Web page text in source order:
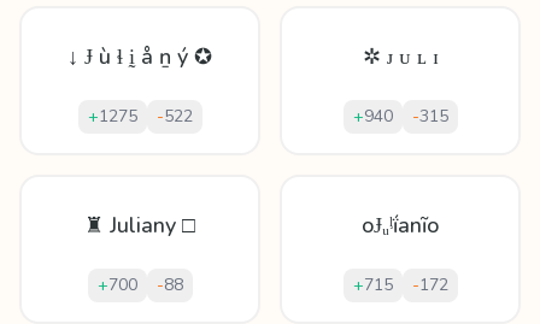
↓ Ɉ ù ɬ ḭ å ṉ ý ✪
+1275 -522
✲ ᴊ ᴜ ʟ ɪ
+940 -315
♜ Juliany □
+700 -88
oɈᵤᶪḯаnĩo
+715 -172